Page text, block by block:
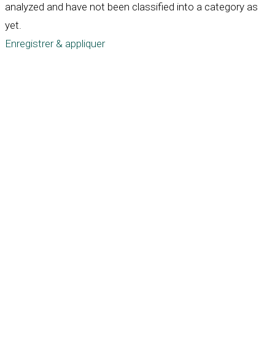
analyzed and have not been classified into a category as
yet.
Enregistrer & appliquer